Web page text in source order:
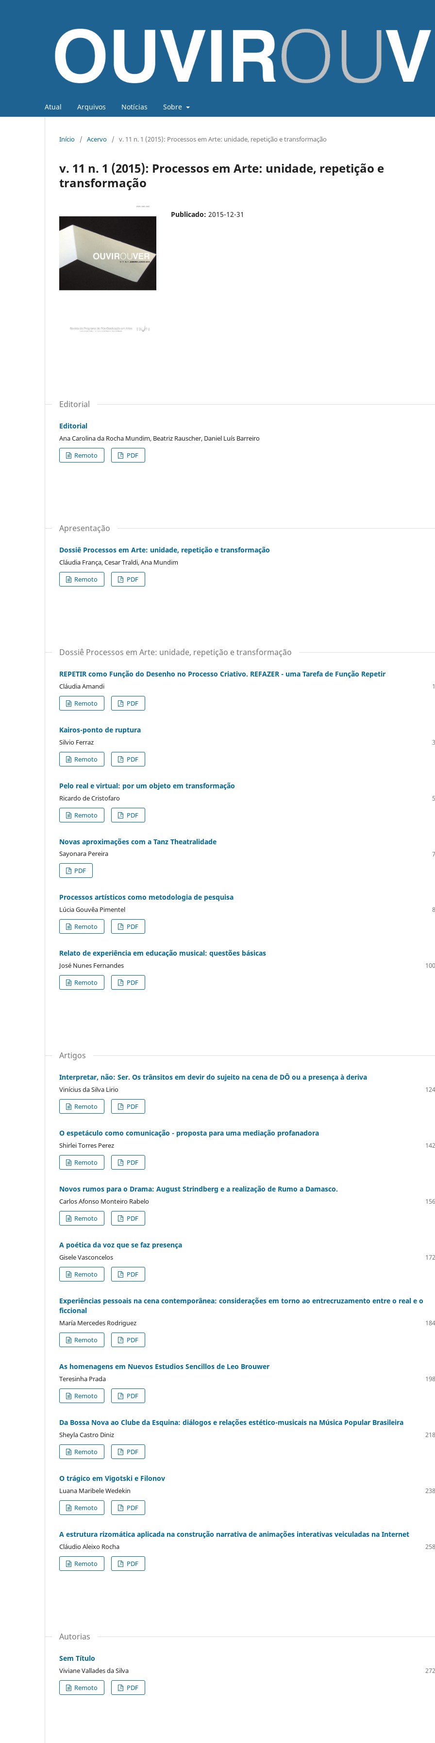
Atual Arquivos Notícias Sobre
Início / Acervo / v. 11 n. 1 (2015): Processos em Arte: unidade, repetição e transformação
v. 11 n. 1 (2015): Processos em Arte: unidade, repetição e
transformação
Publicado: 2015-12-31
Editorial
Editorial
Ana Carolina da Rocha Mundim, Beatriz Rauscher, Daniel Luís Barreiro
Remoto
PDF
Apresentação
Dossiê Processos em Arte: unidade, repetição e transformação
Cláudia França, Cesar Traldi, Ana Mundim
Remoto
PDF
Dossiê Processos em Arte: unidade, repetição e transformação
REPETIR como Função do Desenho no Processo Criativo. REFAZER - uma Tarefa de Função Repetir
Cláudia Amandi
Remoto
PDF
Kairos-ponto de ruptura
Silvio Ferraz
Remoto
PDF
Pelo real e virtual: por um objeto em transformação
Ricardo de Cristofaro
Remoto
PDF
Novas aproximações com a Tanz Theatralidade
Sayonara Pereira
PDF
Processos artísticos como metodologia de pesquisa
Lúcia Gouvêa Pimentel
Remoto
PDF
Relato de experiência em educação musical: questões básicas
José Nunes Fernandes
Remoto
PDF
Artigos
Interpretar, não: Ser. Os trânsitos em devir do sujeito na cena de DÔ ou a presença à deriva
Vinícius da Silva Lirio
Remoto
PDF
O espetáculo como comunicação - proposta para uma mediação profanadora
Shirlei Torres Perez
Remoto
PDF
Novos rumos para o Drama: August Strindberg e a realização de Rumo a Damasco.
Carlos Afonso Monteiro Rabelo
Remoto
PDF
A poética da voz que se faz presença
Gisele Vasconcelos
Remoto
PDF
Experiências pessoais na cena contemporânea: considerações em torno ao entrecruzamento entre o real e o
ficcional
María Mercedes Rodriguez
Remoto
PDF
As homenagens em Nuevos Estudios Sencillos de Leo Brouwer
Teresinha Prada
Remoto
PDF
Da Bossa Nova ao Clube da Esquina: diálogos e relações estético-musicais na Música Popular Brasileira
Sheyla Castro Diniz
Remoto
PDF
O trágico em Vigotski e Filonov
Luana Maribele Wedekin
Remoto
PDF
A estrutura rizomática aplicada na construção narrativa de animações interativas veiculadas na Internet
Cláudio Aleixo Rocha
Remoto
PDF
Autorias
Sem Título
Viviane Vallades da Silva
Remoto
PDF